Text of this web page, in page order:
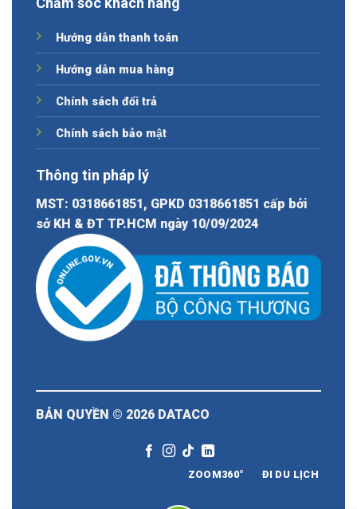
Hướng dẫn thanh toán
Hướng dẫn mua hàng
Chính sách đổi trả
Chính sách bảo mật
Thông tin pháp lý
MST: 0318661851, GPKD 0318661851 cấp bởi
sở KH & ĐT TP.HCM ngày 10/09/2024
BẢN QUYỀN © 2026 DATACO
ZOOM360° ĐI DU LỊCH